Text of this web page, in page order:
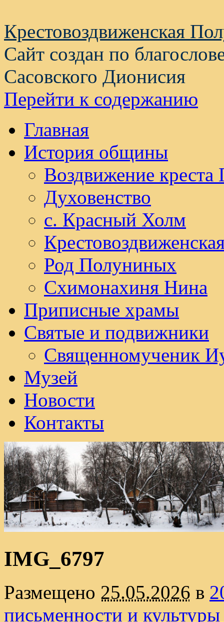
Крестовоздвиженская
Сайт создан по
Сасовского Дионисия
Перейти к содержанию
Главная
История общины
Воздвижение креста
Духовенство
с. Красный Холм
Род Полуниных
Схимонахиня Нина
Приписные храмы
Святые и подвижники
Священномученик
Музей
Новости
Контакты
IMG_6797
Размещено 25.05.2026 в
письменности и